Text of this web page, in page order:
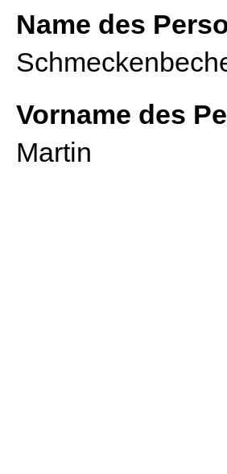
Name des
Vorname des
Martin